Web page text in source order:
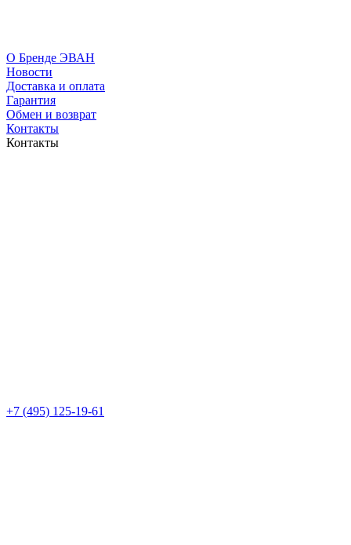
О Бренде ЭВАН
Новости
Доставка и оплата
Гарантия
Обмен и возврат
Контакты
Контакты
+7 (495) 125-19-61